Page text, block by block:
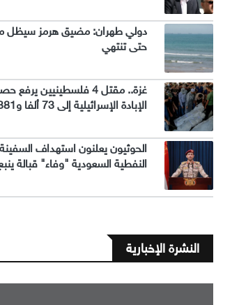
دولي طهران: مضيق هرمز سيظل
حتى تنتهي
غزة.. مقتل 4 فلسطينيين يرفع
الإبادة الإسرائيلية إلى 73 ألفا و381
الحوثيون يعلنون استهداف السفينة
النفطية السعودية "وفاء" قبالة
النشرة الإخبارية